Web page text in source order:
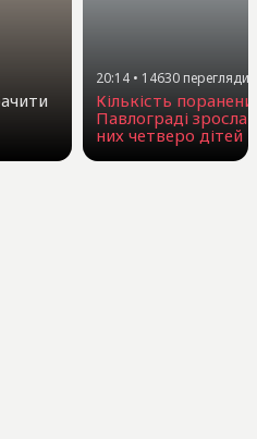
20:14 • 14630 перегляди
Кількість
Павлограді зросла
них четверо дітей